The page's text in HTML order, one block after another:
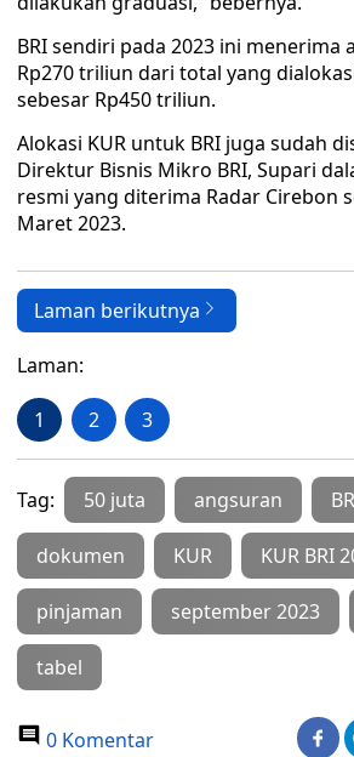
BRI sendiri pada 2023 ini menerima
Rp270 triliun dari total yang
sebesar Rp450 triliun.
Alokasi KUR untuk BRI juga sudah
Direktur Bisnis Mikro BRI, Supari
resmi yang diterima Radar Cirebon
Maret 2023.
Laman berikutnya
Laman:
1 2 3
Tag: 50 juta angsuran
dokumen KUR KUR BRI
pinjaman september 2023
tabel
0 Komentar